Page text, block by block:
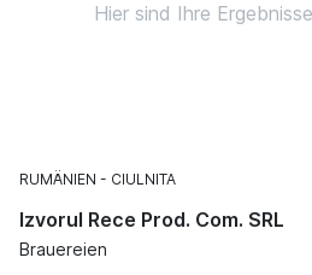
Hier sind Ihre
RUMÄNIEN CIULNITA
Izvorul Rece Prod. Com. SRL
Brauereien